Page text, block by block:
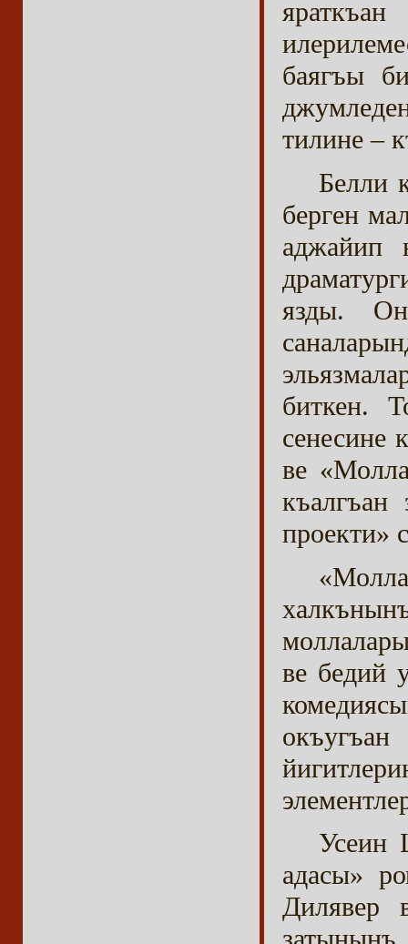
баягъы
тилине –
Белли
берген
аджайип
язды.
биткен.
сенесине
ве
къалгъан
проекти»
ве бедий
Усеин
адасы»
Дилявер